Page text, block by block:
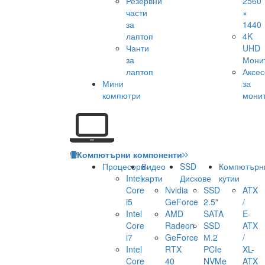
части
за
лаптоп
Чанти
за
лаптоп
Мини
компютри
×
1440
4K
UHD
за
Компютърни компоненти
Процесори
Intel
Core
i5
Intel
Core
i7
Intel
Core
Видео
карти
Nvidia
GeForce
AMD
Radeon
GeForce
RTX
40
SSD
Дискове
SSD
2.5"
SATA
SSD
М.2
PCIe
NVMe
кутии
ATX
/
E-
ATX
/
XL-
ATX